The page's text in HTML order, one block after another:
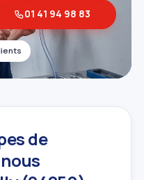
01 41 94 98 83
de